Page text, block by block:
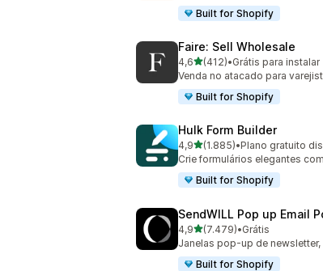
Built for Shopify
Faire: Sell Wholesale
4,6de 5 estrelas
(412)
412 avaliações ao todo
•Grátis para instalar
Venda no atacado para
Built for Shopify
Hulk Form Builder
4,9de 5 estrelas
(1.885)
1885 avaliações ao todo
•Plano gratuito
Crie formulários elegantes
Built for Shopify
SendWILL Pop up Email
4,9de 5 estrelas
(7.479)
7479 avaliações ao todo
•Grátis
Janelas pop-up de
Built for Shopify